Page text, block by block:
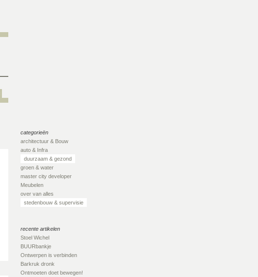
categorieën
architectuur & Bouw
auto & Infra
duurzaam & gezond
groen & water
master city developer
Meubelen
over van alles
stedenbouw & supervisie
recente artikelen
Stoel Wichel
BUURbankje
Ontwerpen is verbinden
Barkruk dronk
Ontmoeten doet bewegen!